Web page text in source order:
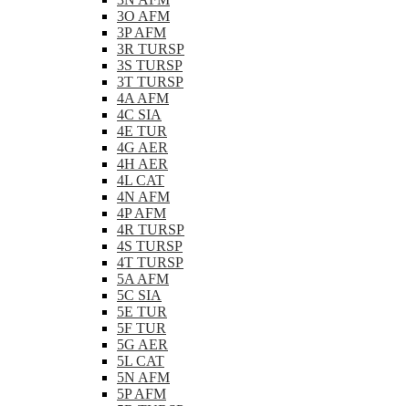
3O AFM
3P AFM
3R TURSP
3S TURSP
3T TURSP
4A AFM
4C SIA
4E TUR
4G AER
4H AER
4L CAT
4N AFM
4P AFM
4R TURSP
4S TURSP
4T TURSP
5A AFM
5C SIA
5E TUR
5F TUR
5G AER
5L CAT
5N AFM
5P AFM